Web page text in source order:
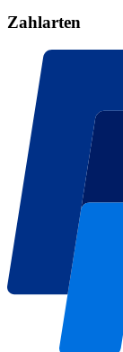
Zahlarten